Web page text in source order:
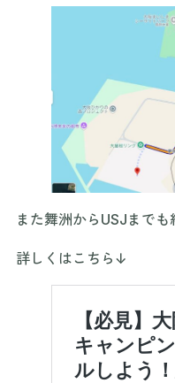
また舞洲からUSJまでも
詳しくはこちら↓